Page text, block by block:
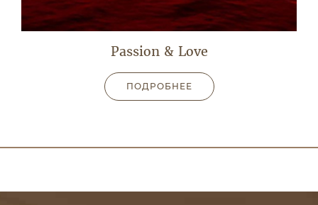
Passion & Love
ПОДРОБНЕЕ